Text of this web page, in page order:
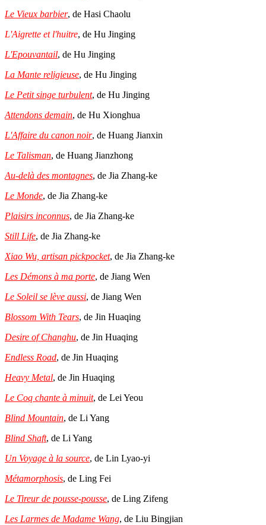
Le Vieux barbier, de Hasi Chaolu
L'Aigrette et l'huitre, de Hu Jinging
L'Epouvantail, de Hu Jinging
La Mante religieuse, de Hu Jinging
Le Petit singe turbulent, de Hu Jinging
Attendons demain, de Hu Xionghua
L'Affaire du canon noir, de Huang Jianxin
Le Talisman, de Huang Jianzhong
Au-delà des montagnes, de Jia Zhang-ke
Le Monde, de Jia Zhang-ke
Plaisirs inconnus, de Jia Zhang-ke
Still Life, de Jia Zhang-ke
Xiao Wu, artisan pickpocket, de Jia Zhang-ke
Les Démons à ma porte, de Jiang Wen
Le Soleil se lève aussi, de Jiang Wen
Blossom With Tears, de Jin Huaqing
Desire of Changhu, de Jin Huaqing
Endless Road, de Jin Huaqing
Heavy Metal, de Jin Huaqing
Le Coq chante à minuit, de Lei Yeou
Blind Mountain, de Li Yang
Blind Shaft, de Li Yang
Un Voyage à la source, de Lin Lyao-yi
Métamorphosis, de Ling Fei
Le Tireur de pousse-pousse, de Ling Zifeng
Les Larmes de Madame Wang, de Liu Bingjian